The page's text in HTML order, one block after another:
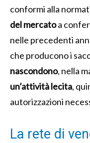
conformi alla
del mercatoa
nelle precedenti
che producono i
nascondono, nella
un’attività lecita,
autorizzazioni
La rete di